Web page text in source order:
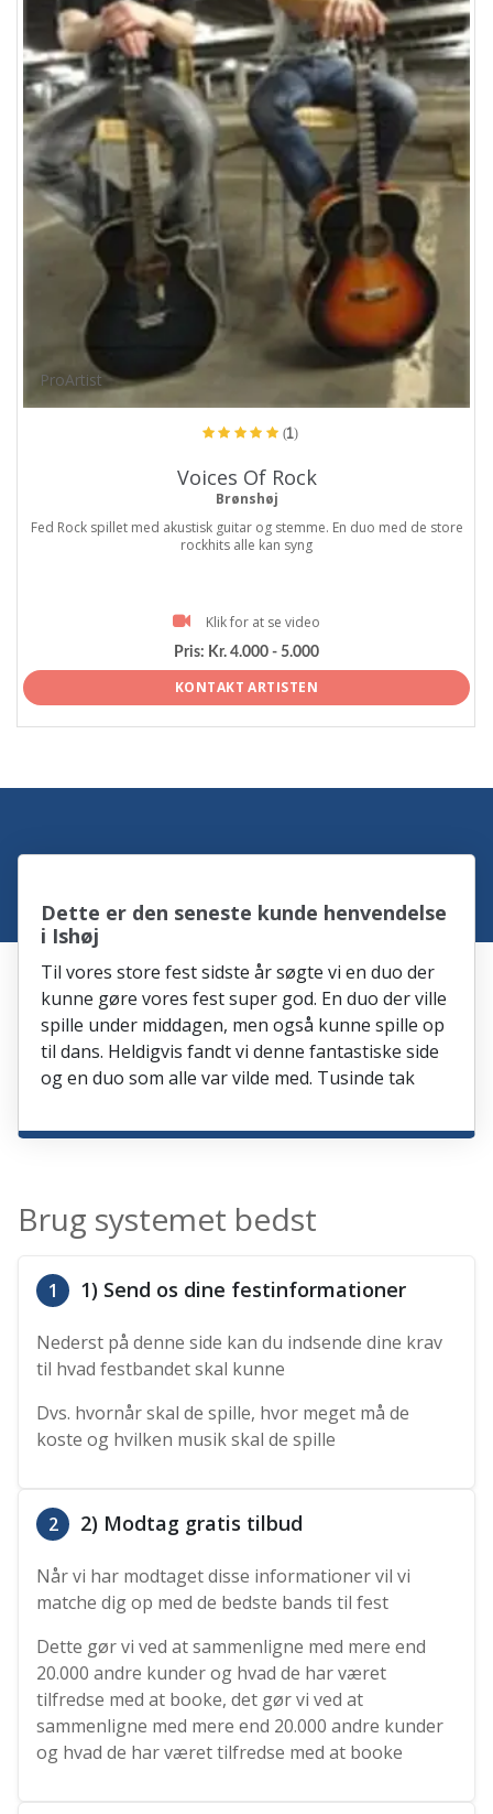
ProArtist
(1)
Voices Of Rock
Brønshøj
Fed Rock spillet med akustisk guitar og stemme. En duo med de store
rockhits alle kan syng
Klik for at se video
Pris: Kr. 4.000 - 5.000
KONTAKT ARTISTEN
Dette er den seneste kunde henvendelse
i Ishøj
Til vores store fest sidste år søgte vi en duo der
kunne gøre vores fest super god. En duo der ville
spille under middagen, men også kunne spille op
til dans. Heldigvis fandt vi denne fantastiske side
og en duo som alle var vilde med. Tusinde tak
Brug systemet bedst
1 1) Send os dine festinformationer
Nederst på denne side kan du indsende dine krav
til hvad festbandet skal kunne
Dvs. hvornår skal de spille, hvor meget må de
koste og hvilken musik skal de spille
2 2) Modtag gratis tilbud
Når vi har modtaget disse informationer vil vi
matche dig op med de bedste bands til fest
Dette gør vi ved at sammenligne med mere end
20.000 andre kunder og hvad de har været
tilfredse med at booke, det gør vi ved at
sammenligne med mere end 20.000 andre kunder
og hvad de har været tilfredse med at booke